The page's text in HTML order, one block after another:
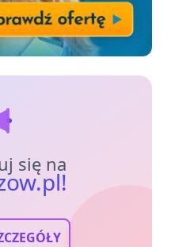
się na